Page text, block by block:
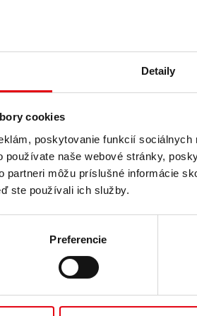
Detaily
cookies
poskytovanie funkcií
používate naše webové stránky,
partneri môžu príslušné informácie
ste používali ich služby.
Preferencie
aby boli
(Managing Director, Consulting
na výzvy budúcnosti?
územia, ale stavať na tých, ktoré už
meniacim sa požiadavkám.